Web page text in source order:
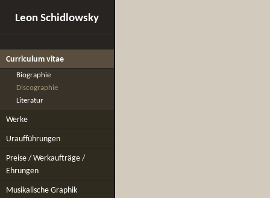
Leon Schidlowsky
Curriculum vitae
Biographie
Discographie
Literatur
Werke
Uraufführungen
Preise / Werkaufträge /
Ehrungen
Musikalische Graphik